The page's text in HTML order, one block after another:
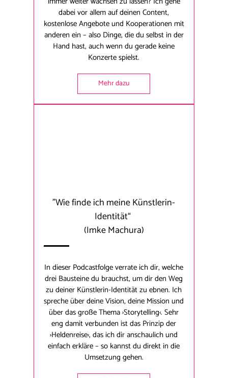
dabei vor allem auf deinen Content,
kostenlose Angebote und Kooperationen mit
anderen ein – also Dinge, die du selbst in der
Hand hast, auch wenn du gerade keine
Konzerte spielst.
Mehr dazu
"Wie finde ich meine Künstlerin-
Identität“
(Imke Machura)
In dieser Podcastfolge verrate ich dir, welche
drei Bausteine du brauchst, um dir den Weg
zu deiner Künstlerin-Identität zu ebnen. Ich
spreche über deine Vision, deine Mission und
über das große Thema ›Storytelling‹. Sehr
eng damit verbunden ist das Prinzip der
›Heldenreise‹, das ich dir anschaulich und
einfach erkläre – so kannst du direkt in die
Umsetzung gehen.